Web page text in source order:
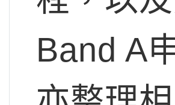
Band A